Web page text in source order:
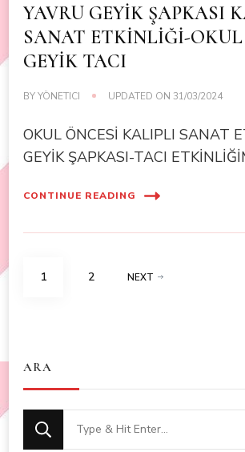
YAVRU GEYİK ŞAPKASI
SANAT ETKİNLİĞİ-OKUL
GEYİK TACI
BYYÖNETICI UPDATED ON 31/03/2024
OKUL ÖNCESİ KALIPLI SANAT
GEYİK ŞAPKASI-TACI
CONTINUE READING
Posts
PAGE
1 PAGE
2 NEXT
ARA
Looking
for